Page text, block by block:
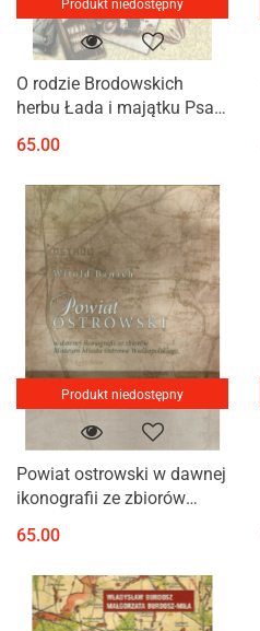
Produkt niedostępny
O rodzie Brodowskich
herbu Łada i majątku Psary
65.00
Produkt niedostępny
Powiat ostrowski w dawnej
ikonografii ze zbiorów
Wielkopolskiego
65.00